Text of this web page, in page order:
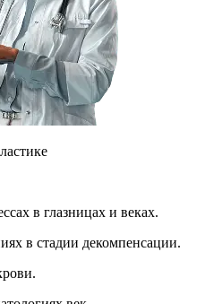
в глазницах и веках.
в стадии декомпенсации.